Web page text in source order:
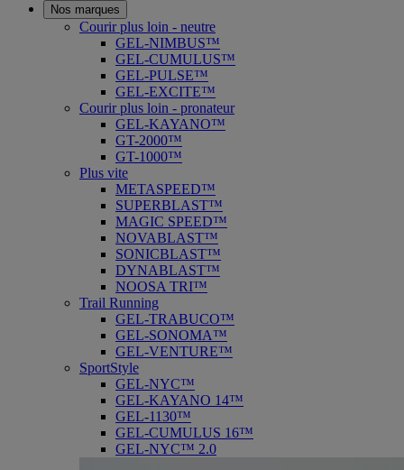
Nos marques
Courir plus loin - neutre
GEL-NIMBUS™
GEL-CUMULUS™
GEL-PULSE™
GEL-EXCITE™
Courir plus loin - pronateur
GEL-KAYANO™
GT-2000™
GT-1000™
Plus vite
METASPEED™
SUPERBLAST™
MAGIC SPEED™
NOVABLAST™
SONICBLAST™
DYNABLAST™
NOOSA TRI™
Trail Running
GEL-TRABUCO™
GEL-SONOMA™
GEL-VENTURE™
SportStyle
GEL-NYC™
GEL-KAYANO 14™
GEL-1130™
GEL-CUMULUS 16™
GEL-NYC™ 2.0